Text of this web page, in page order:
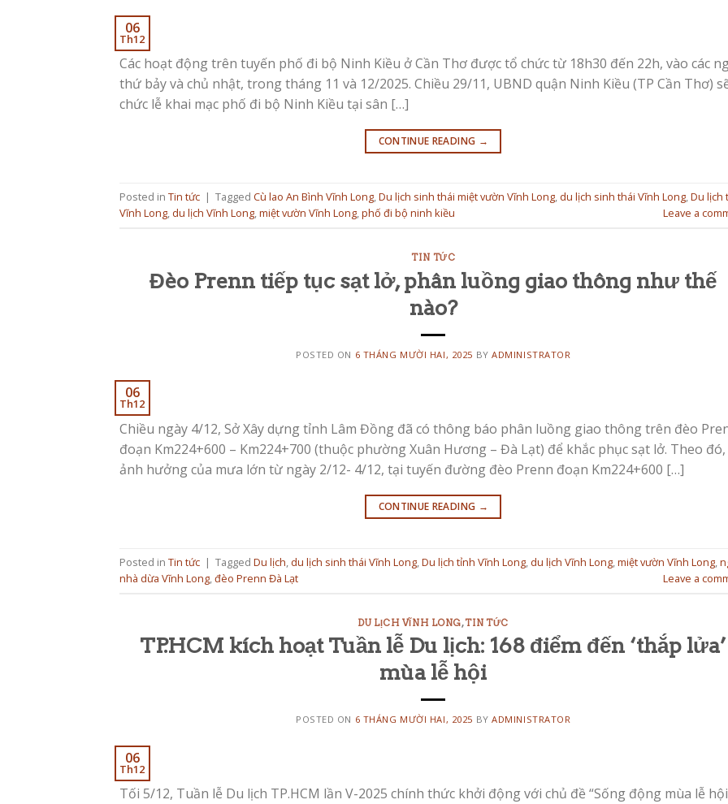
06
Th12
Các hoạt động trên tuyến phố đi bộ Ninh Kiều ở Cần Thơ được tổ chức từ 18h30 đến 22h, vào các
thứ bảy và chủ nhật, trong tháng 11 và 12/2025. Chiều 29/11, UBND quận Ninh Kiều (TP Cần Thơ)
chức lễ khai mạc phố đi bộ Ninh Kiều tại sân […]
CONTINUE READING →
Posted in Tin tức | Tagged Cù lao An Bình Vĩnh Long,Du lịch sinh thái miệt vườn Vĩnh Long, du lịch sinh thái Vĩnh Long,Du lịch
Vĩnh Long, du lịch Vĩnh Long,miệt vườn Vĩnh Long,phố đi bộ ninh kiều Leave a
TIN TỨC
Đèo Prenn tiếp tục sạt lở, phân luồng giao thông như thế
nào?
POSTED ON 6 THÁNG MƯỜI HAI, 2025 BYADMINISTRATOR
06
Th12
Chiều ngày 4/12, Sở Xây dựng tỉnh Lâm Đồng đã có thông báo phân luồng giao thông trên đèo
đoạn Km224+600 – Km224+700 (thuộc phường Xuân Hương – Đà Lạt) để khắc phục sạt lở. Theo đó,
ảnh hưởng của mưa lớn từ ngày 2/12- 4/12, tại tuyến đường đèo Prenn đoạn Km224+600 […]
CONTINUE READING →
Posted in Tin tức | Tagged Du lịch, du lịch sinh thái Vĩnh Long,Du lịch tỉnh Vĩnh Long, du lịch Vĩnh Long,miệt vườn Vĩnh Long,
nhà dừa Vĩnh Long,đèo Prenn Đà Lạt Leave a
DU LỊCH VĨNH LONG,TIN TỨC
TP.HCM kích hoạt Tuần lễ Du lịch: 168 điểm đến ‘thắp lửa’
mùa lễ hội
POSTED ON 6 THÁNG MƯỜI HAI, 2025 BYADMINISTRATOR
06
Th12
Tối 5/12, Tuần lễ Du lịch TP.HCM lần V-2025 chính thức khởi động với chủ đề “Sống động mùa lễ